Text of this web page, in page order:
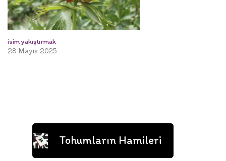
isim yakıştırmak
28 Mayıs 2025
Tohumların Hamileri